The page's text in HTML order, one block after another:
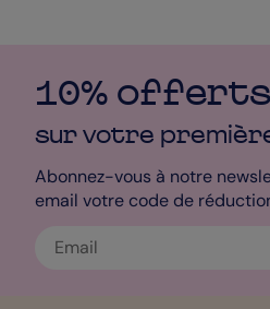
10% offerts
sur votre
Abonnez-vous à notre
email votre code de